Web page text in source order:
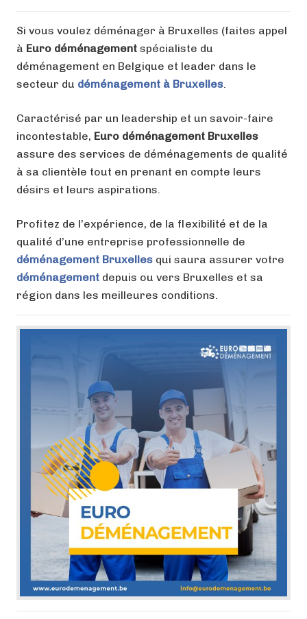
Si vous voulez déménager à Bruxelles (faites appel
à Euro déménagement spécialiste du
déménagement en Belgique et leader dans le
secteur du déménagement à Bruxelles
Caractérisé par un leadership et un savoir-faire
incontestable, Euro déménagement Bruxelles
assure des services de déménagements de qualité
à sa clientèle tout en prenant en compte leurs
désirs et leurs aspirations.
Profitez de l’expérience, de la flexibilité et de la
qualité d’une entreprise professionnelle de
déménagement Bruxelles qui saura assurer votre
déménagement depuis ou vers Bruxelles et sa
région dans les meilleures conditions.